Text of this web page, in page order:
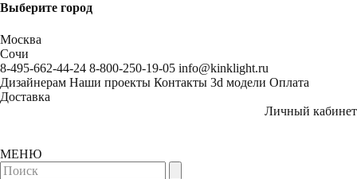
Выберите город
Москва
Сочи
8-495-662-44-24 8-800-250-19-05 info@kinklight.ru
Дизайнерам Наши проекты Контакты 3d модели Оплата
Доставка
Личный кабинет
МЕНЮ